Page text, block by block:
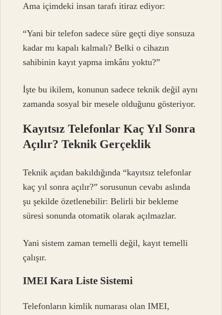
Ama içimdeki insan tarafı itiraz ediyor:
“Yani bir telefon sadece süre geçti diye sonsuza
kadar mı kapalı kalmalı? Belki o cihazın
sahibinin kayıt yapma imkânı yoktu?”
İşte bu ikilem, konunun sadece teknik değil aynı
zamanda sosyal bir mesele olduğunu gösteriyor.
Kayıtsız Telefonlar Kaç Yıl Sonra
Açılır? Teknik Gerçeklik
Teknik açıdan bakıldığında “kayıtsız telefonlar
kaç yıl sonra açılır?” sorusunun cevabı aslında
şu şekilde özetlenebilir: Belirli bir bekleme
süresi sonunda otomatik olarak açılmazlar.
Yani sistem zaman temelli değil, kayıt temelli
çalışır.
IMEI Kara Liste Sistemi
Telefonların kimlik numarası olan IMEI,